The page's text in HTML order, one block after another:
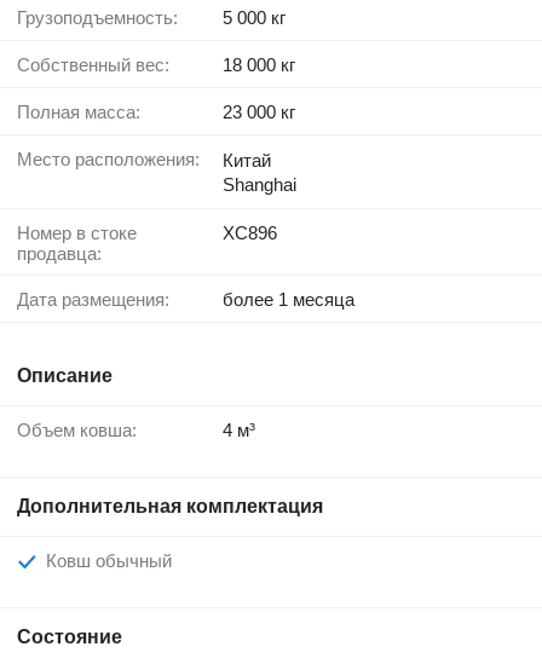
Грузоподъемность: 5 000 кг
Собственный вес: 18 000 кг
Полная масса: 23 000 кг
Место расположения:
Китай
Shanghai
Номер в стоке
продавца:
XC896
Дата размещения: более 1 месяца
Описание
Объем ковша: 4 м³
Дополнительная комплектация
Ковш обычный
Состояние